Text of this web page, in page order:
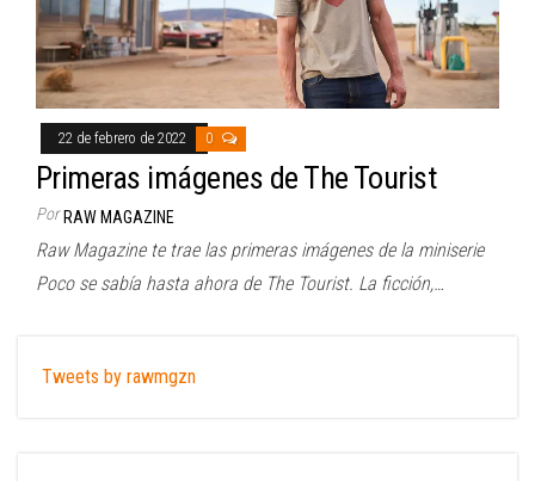
22 de febrero de 2022 0
Primeras imágenes de The Tourist
Por RAW MAGAZINE
Raw Magazine te trae las primeras imágenes de la miniserie
Poco se sabía hasta ahora de The Tourist. La ficción,…
Tweets by rawmgzn